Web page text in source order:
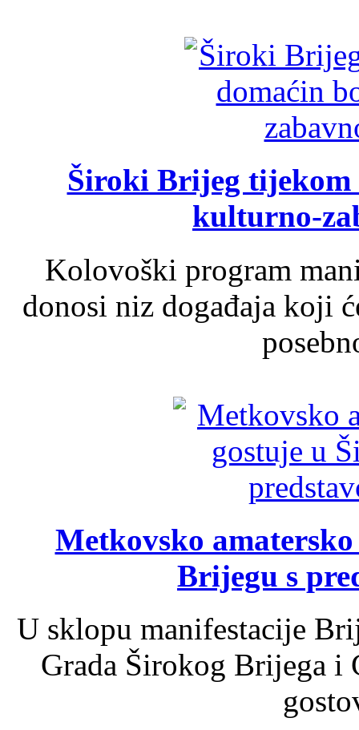
Široki Brijeg tijekom
kulturno-
Kolovoški program
donosi niz događaja koji
Metkovsko
Brijegu s
U sklopu manifestacije
Grada Širokog Brijega